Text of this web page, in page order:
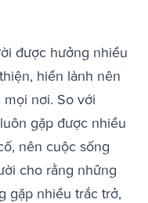
được hưởng nhiều
hiền lành nên
nơi. So với
gặp được nhiều
nên cuộc sống
cho rằng những
gặp nhiều trắc trở,